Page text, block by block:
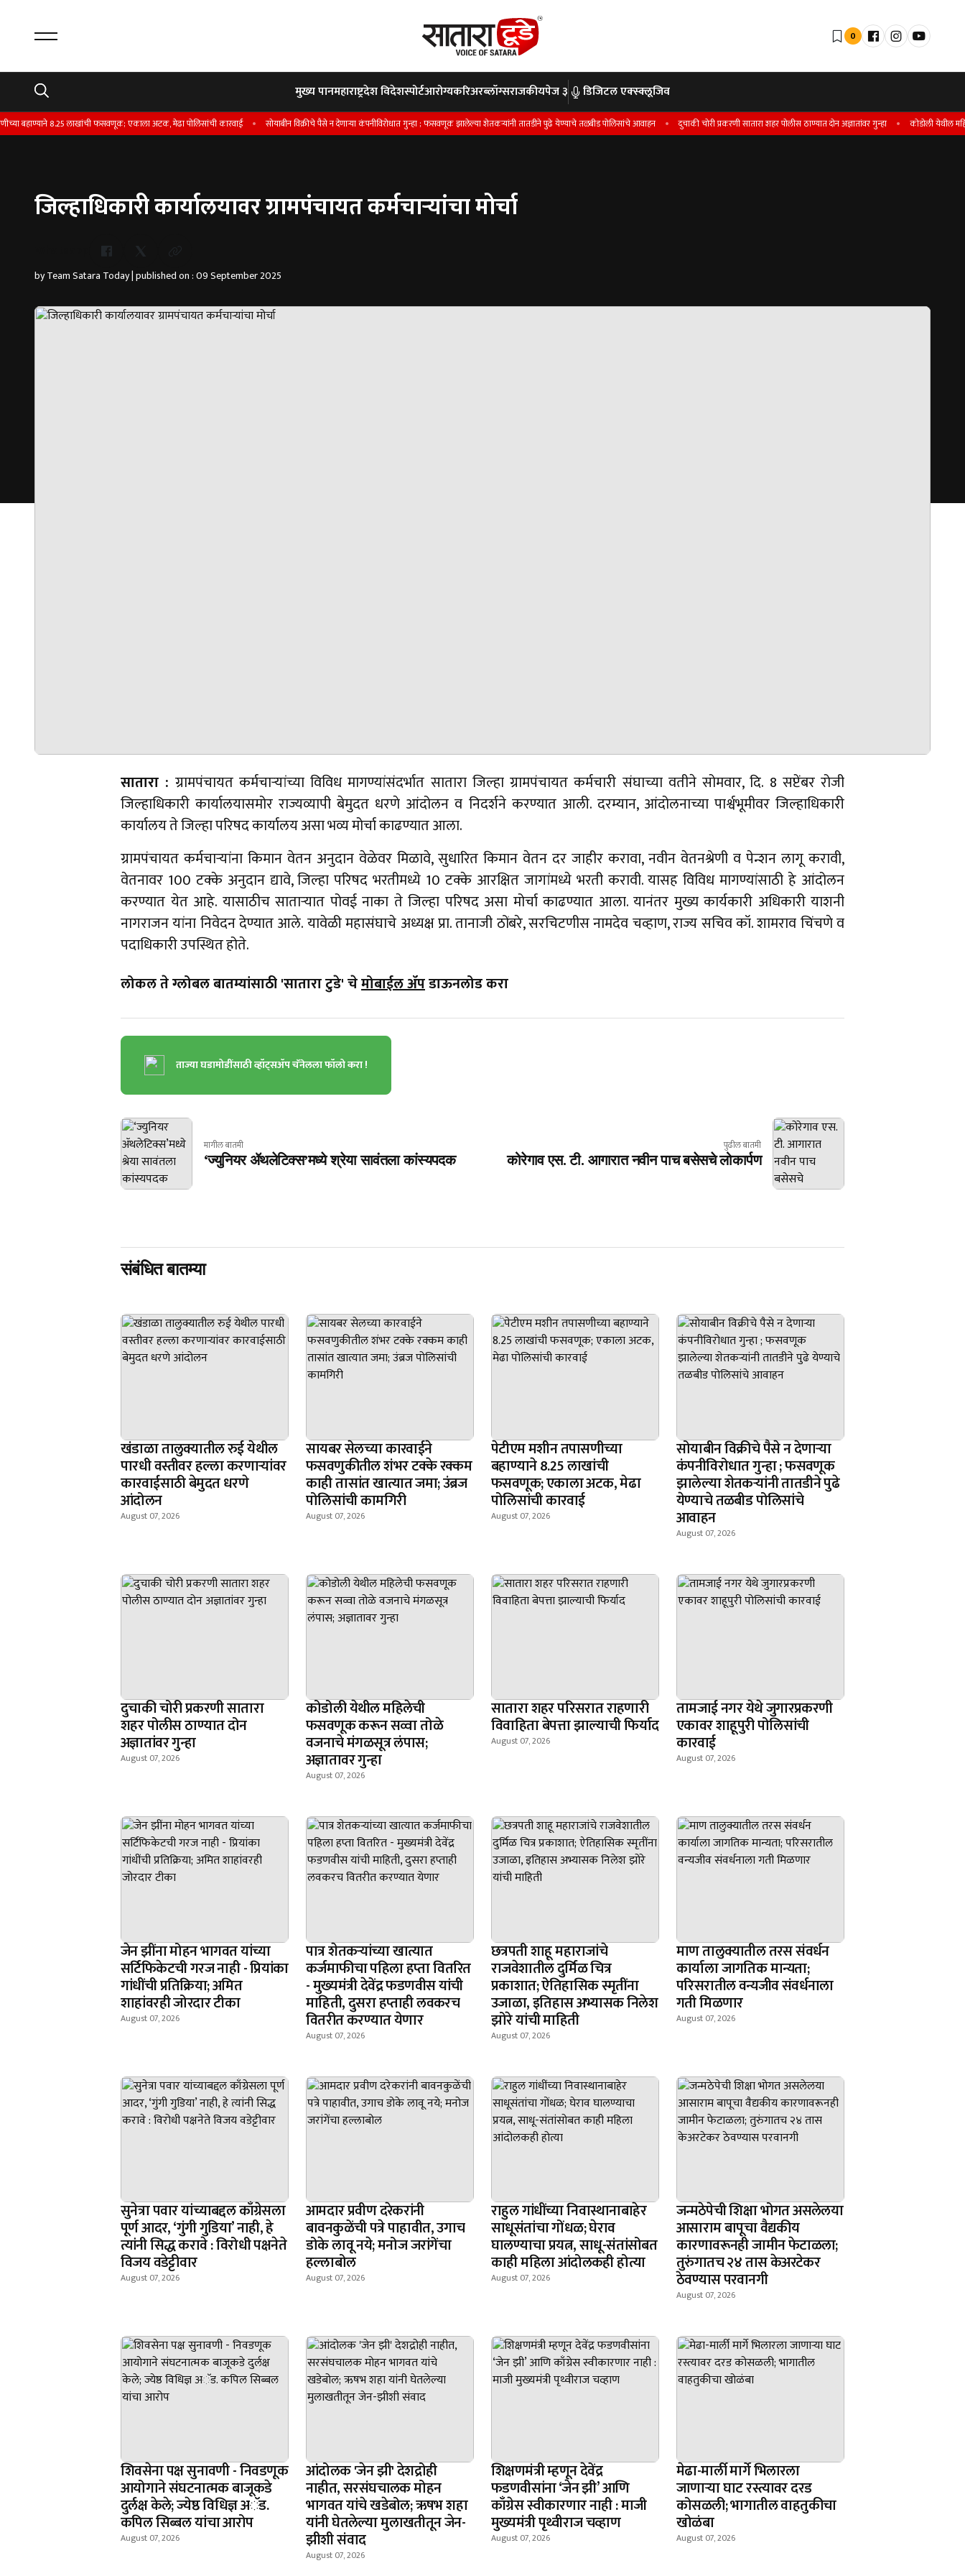
0
मुख्य पानमहाराष्ट्रदेश विदेशस्पोर्टआरोग्यकरिअरब्लॉग्सराजकीयपेज ३ डिजिटल एक्स्क्लूजिव
बहाण्याने 8.25 लाखांची फसवणूक; एकाला अटक, मेढा पोलिसांची कारवाई सोयाबीन विक्रीचे पैसे न देणार्‍या कंपनीविरोधात गुन्हा ; फसवणूक झालेल्या शेतकर्‍यांनी तातडीने पुढे येण्याचे तळबीड पोलिसांचे आवाहन दुचाकी चोरी प्रकरणी सातारा शहर पोलीस ठाण्यात दोन अज्ञातांवर गुन्हा कोडोली येथील
जिल्हाधिकारी कार्यालयावर ग्रामपंचायत कर्मचार्‍यांचा मोर्चा
by Team Satara Today | published on : 09 September 2025
सातारा : ग्रामपंचायत कर्मचार्‍यांच्या विविध मागण्यांसंदर्भात सातारा जिल्हा ग्रामपंचायत कर्मचारी संघाच्या वतीने सोमवार, दि. 8 सप्टेंबर रोजी
जिल्हाधिकारी कार्यालयासमोर राज्यव्यापी बेमुदत धरणे आंदोलन व निदर्शने करण्यात आली. दरम्यान, आंदोलनाच्या पार्श्वभूमीवर जिल्हाधिकारी
कार्यालय ते जिल्हा परिषद कार्यालय असा भव्य मोर्चा काढण्यात आला.
ग्रामपंचायत कर्मचार्‍यांना किमान वेतन अनुदान वेळेवर मिळावे, सुधारित किमान वेतन दर जाहीर करावा, नवीन वेतनश्रेणी व पेन्शन लागू करावी,
वेतनावर 100 टक्के अनुदान द्यावे, जिल्हा परिषद भरतीमध्ये 10 टक्के आरक्षित जागांमध्ये भरती करावी. यासह विविध मागण्यांसाठी हे आंदोलन
करण्यात येत आहे. यासाठीच सातार्‍यात पोवई नाका ते जिल्हा परिषद असा मोर्चा काढण्यात आला. यानंतर मुख्य कार्यकारी अधिकारी याशनी
नागराजन यांना निवेदन देण्यात आले. यावेळी महासंघाचे अध्यक्ष प्रा. तानाजी ठोंबरे, सरचिटणीस नामदेव चव्हाण, राज्य सचिव कॉ. शामराव चिंचणे व
पदाधिकारी उपस्थित होते.
लोकल ते ग्लोबल बातम्यांसाठी 'सातारा टुडे' चेमोबाईल ॲपडाऊनलोड करा
ताज्या घडामोडींसाठी व्हॉट्सॲप चॅनेलला फॉलो करा !
मागील बातमी
‘ज्युनियर ॲथलेटिक्स’मध्ये श्रेया सावंतला कांस्यपदक
पुढील बातमी
कोरेगाव एस. टी. आगारात नवीन पाच बसेसचे लोकार्पण
संबंधित बातम्या
खंडाळा तालुक्यातील रुई येथील
पारधी वस्तीवर हल्ला करणाऱ्यांवर
कारवाईसाठी बेमुदत धरणे
आंदोलन
August 07, 2026
सायबर सेलच्या कारवाईने
फसवणुकीतील शंभर टक्के रक्कम
काही तासांत खात्यात जमा; उंब्रज
पोलिसांची कामगिरी
August 07, 2026
पेटीएम मशीन तपासणीच्या
बहाण्याने 8.25 लाखांची
फसवणूक; एकाला अटक, मेढा
पोलिसांची कारवाई
August 07, 2026
सोयाबीन विक्रीचे पैसे न देणार्‍या
कंपनीविरोधात गुन्हा ; फसवणूक
झालेल्या शेतकर्‍यांनी तातडीने पुढे
येण्याचे तळबीड पोलिसांचे
आवाहन
August 07, 2026
दुचाकी चोरी प्रकरणी सातारा
शहर पोलीस ठाण्यात दोन
अज्ञातांवर गुन्हा
August 07, 2026
कोडोली येथील महिलेची
फसवणूक करून सव्वा तोळे
वजनाचे मंगळसूत्र लंपास;
अज्ञातावर गुन्हा
August 07, 2026
सातारा शहर परिसरात राहणारी
विवाहिता बेपत्ता झाल्याची फिर्याद
August 07, 2026
तामजाई नगर येथे जुगारप्रकरणी
एकावर शाहूपुरी पोलिसांची
कारवाई
August 07, 2026
जेन झींना मोहन भागवत यांच्या
सर्टिफिकेटची गरज नाही - प्रियांका
गांधींची प्रतिक्रिया; अमित
शाहांवरही जोरदार टीका
August 07, 2026
पात्र शेतकऱ्यांच्या खात्यात
कर्जमाफीचा पहिला हप्ता वितरित
- मुख्यमंत्री देवेंद्र फडणवीस यांची
माहिती, दुसरा हप्ताही लवकरच
वितरीत करण्यात येणार
August 07, 2026
छत्रपती शाहू महाराजांचे
राजवेशातील दुर्मिळ चित्र
प्रकाशात; ऐतिहासिक स्मृतींना
उजाळा, इतिहास अभ्यासक निलेश
झोरे यांची माहिती
August 07, 2026
माण तालुक्यातील तरस संवर्धन
कार्याला जागतिक मान्यता;
परिसरातील वन्यजीव संवर्धनाला
गती मिळणार
August 07, 2026
सुनेत्रा पवार यांच्याबद्दल काँग्रेसला
पूर्ण आदर, ‘गुंगी गुडिया’ नाही, हे
त्यांनी सिद्ध करावे : विरोधी पक्षनेते
विजय वडेट्टीवार
August 07, 2026
आमदार प्रवीण दरेकरांनी
बावनकुळेंची पत्रे पाहावीत, उगाच
डोके लावू नये; मनोज जरांगेंचा
हल्लाबोल
August 07, 2026
राहुल गांधींच्या निवास्थानाबाहेर
साधूसंतांचा गोंधळ; घेराव
घालण्याचा प्रयत्न, साधू-संतांसोबत
काही महिला आंदोलकही होत्या
August 07, 2026
जन्मठेपेची शिक्षा भोगत असलेलया
आसाराम बापूचा वैद्यकीय
कारणावरूनही जामीन फेटाळला;
तुरुंगातच २४ तास केअरटेकर
ठेवण्यास परवानगी
August 07, 2026
शिवसेना पक्ष सुनावणी - निवडणूक
आयोगाने संघटनात्मक बाजूकडे
दुर्लक्ष केले; ज्येष्ठ विधिज्ञ अॅड.
कपिल सिब्बल यांचा आरोप
August 07, 2026
आंदोलक 'जेन झी' देशद्रोही
नाहीत, सरसंघचालक मोहन
भागवत यांचे खडेबोल; ऋषभ शहा
यांनी घेतलेल्या मुलाखतीतून जेन-
झीशी संवाद
August 07, 2026
शिक्षणमंत्री म्हणून देवेंद्र
फडणवीसांना ‘जेन झी’ आणि
काँग्रेस स्वीकारणार नाही : माजी
मुख्यमंत्री पृथ्वीराज चव्हाण
August 07, 2026
मेढा-मार्ली मार्गे भिलारला
जाणाऱ्या घाट रस्त्यावर दरड
कोसळली; भागातील वाहतुकीचा
खोळंबा
August 07, 2026